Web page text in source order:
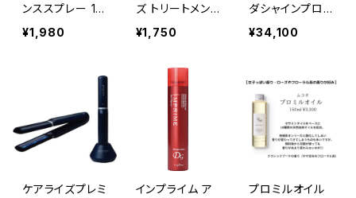
ンススプレー 18
0g ≪頭皮＆ボ
ディ用美容液≫
¥1,980
ズ トリートメント
150g
¥1,750
ダシャインプロB
S forsalon≪超
音波アイロン/ト
¥34,100
ケアライズプレミ
インプライム ア
プロミルオイル